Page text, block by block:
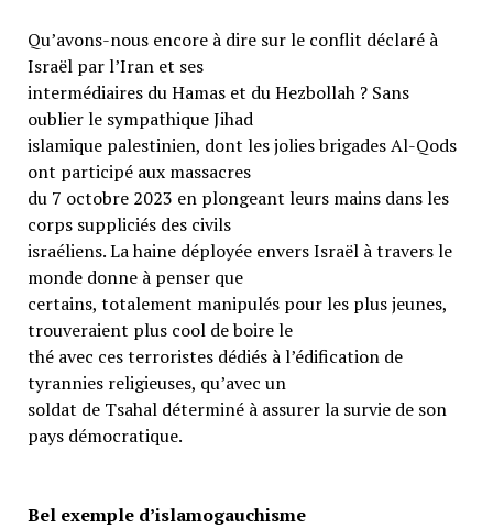
Qu’avons-nous encore à dire sur le conflit déclaré à
Israël par l’Iran et ses
intermédiaires du Hamas et du Hezbollah ? Sans
oublier le sympathique Jihad
islamique palestinien, dont les jolies brigades Al-Qods
ont participé aux massacres
du 7 octobre 2023 en plongeant leurs mains dans les
corps suppliciés des civils
israéliens. La haine déployée envers Israël à travers le
monde donne à penser que
certains, totalement manipulés pour les plus jeunes,
trouveraient plus cool de boire le
thé avec ces terroristes dédiés à l’édification de
tyrannies religieuses, qu’avec un
soldat de Tsahal déterminé à assurer la survie de son
pays démocratique.
Bel exemple d’islamogauchisme